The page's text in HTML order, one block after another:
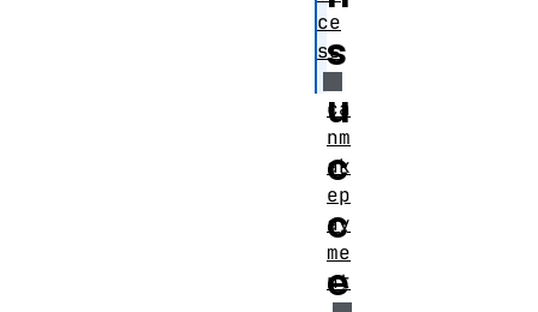
s
u
c
c
e
ce
ss
ca
nm
ak
ep
ay
me
nt